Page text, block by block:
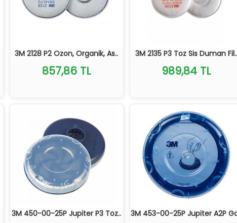
3M 2128 P2 Ozon, Organik, As..
857,86 TL
3M 2135 P3 Toz Sis Duman Fil..
989,84 TL
3M 450-00-25P Jupiter P3 Toz.. 3M 453-00-25P Jupiter A2P